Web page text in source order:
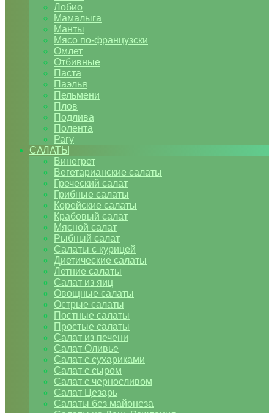
Лобио
Мамалыга
Манты
Мясо по-французски
Омлет
Отбивные
Паста
Паэлья
Пельмени
Плов
Подлива
Полента
Рагу
САЛАТЫ
Винегрет
Вегетарианские салаты
Греческий салат
Грибные салаты
Корейские салаты
Крабовый салат
Мясной салат
Рыбный салат
Салаты с курицей
Диетические салаты
Летние салаты
Салат из яиц
Овощные салаты
Острые салаты
Постные салаты
Простые салаты
Салат из печени
Салат Оливье
Салат с сухариками
Салат с сыром
Салат с черносливом
Салат Цезарь
Салаты без майонеза